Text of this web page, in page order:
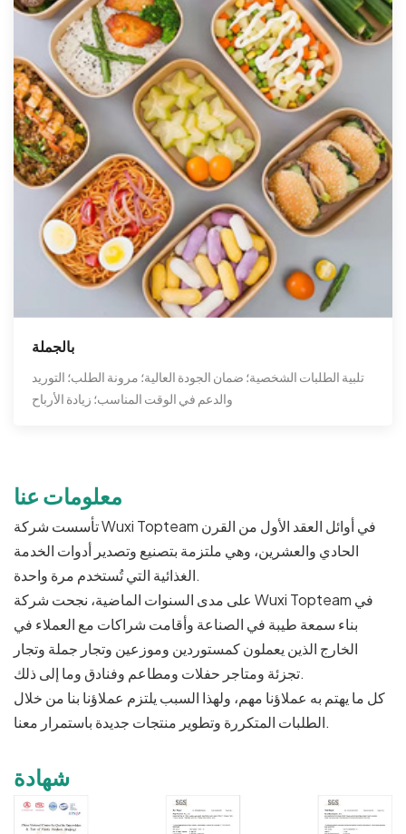
بالجملة
تلبية الطلبات الشخصية؛ ضمان الجودة العالية؛ مرونة الطلب؛ التوريد
والدعم في الوقت المناسب؛ زيادة الأرباح
معلومات عنا
تأسست شركة Wuxi Topteam في أوائل العقد الأول من القرن
الحادي والعشرين، وهي ملتزمة بتصنيع وتصدير أدوات الخدمة
الغذائية التي تُستخدم مرة واحدة.
على مدى السنوات الماضية، نجحت شركة Wuxi Topteam في
بناء سمعة طيبة في الصناعة وأقامت شراكات مع العملاء في
الخارج الذين يعملون كمستوردين وموزعين وتجار جملة وتجار
تجزئة ومتاجر حفلات ومطاعم وفنادق وما إلى ذلك.
كل ما يهتم به عملاؤنا مهم، ولهذا السبب يلتزم عملاؤنا بنا من خلال
الطلبات المتكررة وتطوير منتجات جديدة باستمرار معنا.
شهادة